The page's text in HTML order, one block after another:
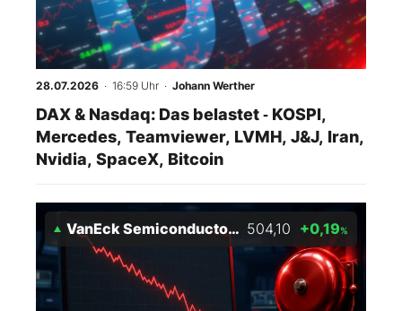
Mein B:O
Mein Konto
Folgen Sie uns
28.07.2026 · 16:59 Uhr · Johann Werther
DAX & Nasdaq: Das belastet ‑ KOSPI,
Mercedes, Teamviewer, LVMH, J&J, Iran,
Nvidia, SpaceX, Bitcoin
VanEck Semiconductor ETF 504,10 +0,19%